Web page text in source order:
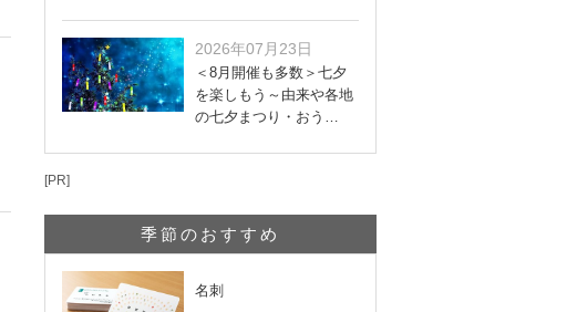
2026年07月23日
＜8月開催も多数＞七夕
を楽しもう～由来や各地
の七夕まつり・おう…
[PR]
季節のおすすめ
名刺